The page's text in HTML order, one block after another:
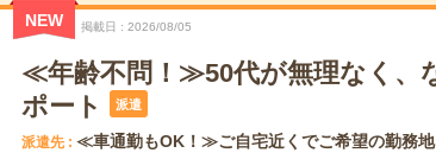
NEW 掲載日 2026/08/05
≪年齢不問！≫50代が無理なく、
ポート
派遣
派遣先 ≪車通勤もOK！≫ご自宅近くでご希望の勤務地